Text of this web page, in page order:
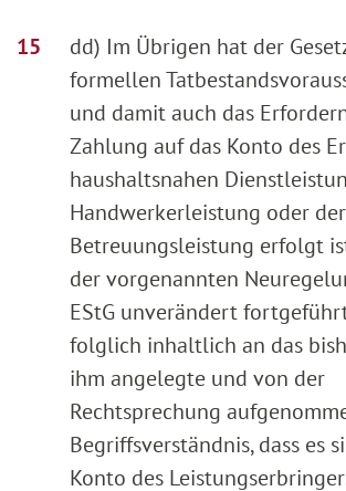
dd) Im Übrigen hat der
formellen
und damit auch das
Zahlung auf das Konto des
haushaltsnahen
Handwerkerleistung oder
Betreuungsleistung erfolgt
der vorgenannten
EStG unverändert
folglich inhaltlich an das
ihm angelegte und von der
Rechtsprechung
Begriffsverständnis, dass es
Konto des